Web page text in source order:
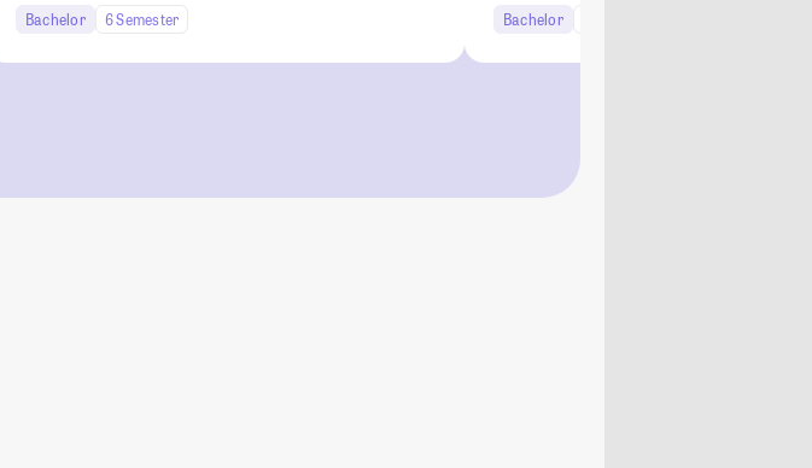
Bachelor 6 Semester Bachelor